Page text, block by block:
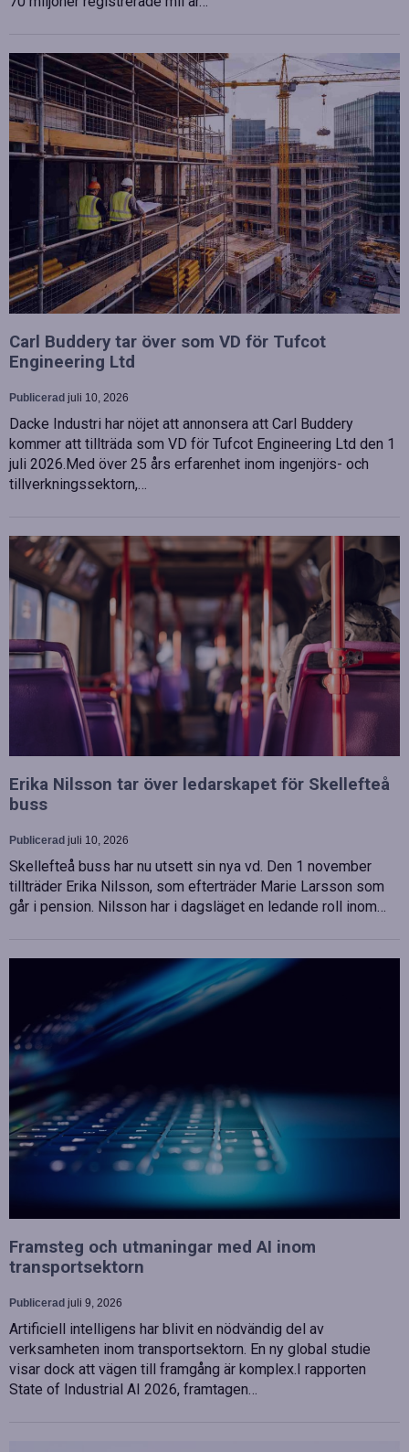
Carl Buddery tar över som VD för Tufcot
Engineering Ltd
Publicerad juli 10, 2026
Dacke Industri har nöjet att annonsera att Carl Buddery
kommer att tillträda som VD för Tufcot Engineering Ltd den 1
juli 2026.Med över 25 års erfarenhet inom ingenjörs- och
tillverkningssektorn,…
Erika Nilsson tar över ledarskapet för Skellefteå
buss
Publicerad juli 10, 2026
Skellefteå buss har nu utsett sin nya vd. Den 1 november
tillträder Erika Nilsson, som efterträder Marie Larsson som
går i pension. Nilsson har i dagsläget en ledande roll inom…
Framsteg och utmaningar med AI inom
transportsektorn
Publicerad juli 9, 2026
Artificiell intelligens har blivit en nödvändig del av
verksamheten inom transportsektorn. En ny global studie
visar dock att vägen till framgång är komplex.I rapporten
State of Industrial AI 2026, framtagen…